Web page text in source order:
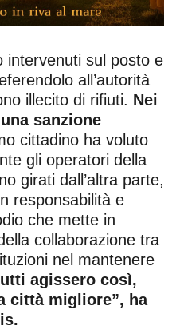
intervenuti sul posto e
all’autorità
illecito di rifiuti. Nei
sanzione
cittadino ha voluto
gli operatori della
girati dall’altra parte,
responsabilità e
che mette in
collaborazione tra
nel mantenere
agissero così,
città migliore”, ha